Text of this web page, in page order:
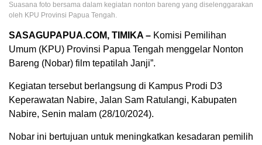
Suasana foto bersama dalam kegiatan nonton bareng yang diselenggarakan
oleh KPU Provinsi Papua Tengah.
SASAGUPAPUA.COM, TIMIKA – Komisi Pemilihan
Umum (KPU) Provinsi Papua Tengah menggelar Nonton
Bareng (Nobar) film tepatilah Janji”.
Kegiatan tersebut berlangsung di Kampus Prodi D3
Keperawatan Nabire, Jalan Sam Ratulangi, Kabupaten
Nabire, Senin malam (28/10/2024).
Nobar ini bertujuan untuk meningkatkan kesadaran pemilih